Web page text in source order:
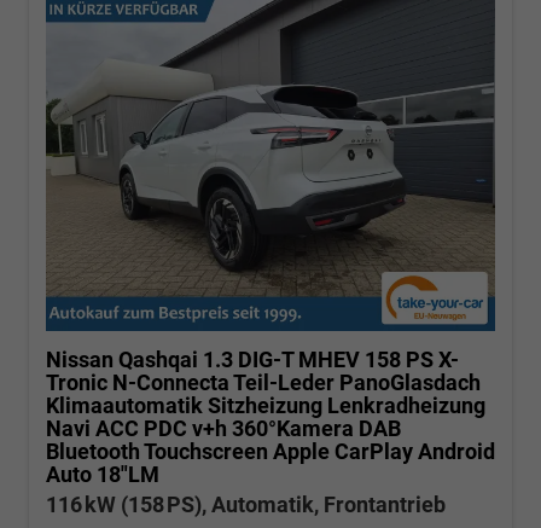
Nissan Qashqai 1.3 DIG-T MHEV 158 PS X-
Tronic N-Connecta Teil-Leder PanoGlasdach
Klimaautomatik Sitzheizung Lenkradheizung
Navi ACC PDC v+h 360°Kamera DAB
Bluetooth Touchscreen Apple CarPlay Android
Auto 18"LM
116 kW (158 PS), Automatik, Frontantrieb